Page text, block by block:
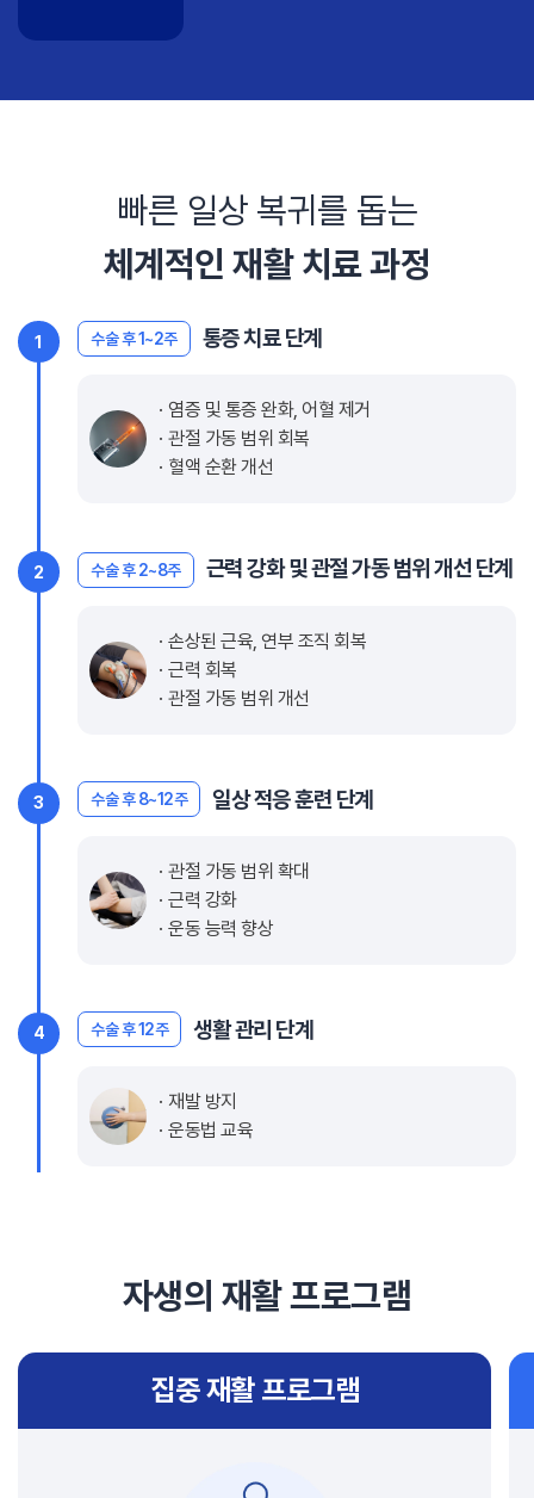
빠른 일상 복귀를 돕는
체계적인 재활 치료 과정
1 수술 후 1~2주 통증 치료 단계
염증 및 통증 완화, 어혈 제거
관절 가동 범위 회복
혈액 순환 개선
2 수술 후 2~8주 근력 강화 및 관절 가동 범위 개선 단계
손상된 근육, 연부 조직 회복
근력 회복
관절 가동 범위 개선
3 수술 후 8~12주 일상 적응 훈련 단계
관절 가동 범위 확대
근력 강화
운동 능력 향상
4 수술 후 12주 생활 관리 단계
재발 방지
운동법 교육
자생의 재활 프로그램
집중 재활 프로그램